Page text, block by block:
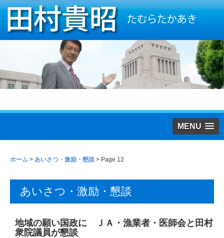
MENU
ホーム > あいさつ・激励・懇談 > Page 12
あいさつ・激励・懇談
地域の願い国政に ＪＡ・漁業者・医師会と田村
衆院議員が懇談